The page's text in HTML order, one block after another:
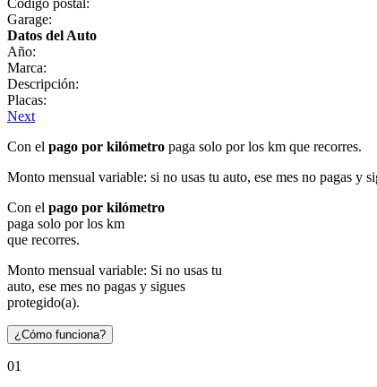
Garage:
Datos del Auto
Año:
Marca:
Descripción:
Placas:
Next
Con el pago por kilómetro paga solo por los km que recorres.
Monto mensual variable: si no usas tu auto, ese mes no pagas y
Con el pago por kilómetro
paga solo por los km
que recorres.
Monto mensual variable: Si no usas tu
auto, ese mes no pagas y sigues
protegido(a).
¿Cómo funciona?
01